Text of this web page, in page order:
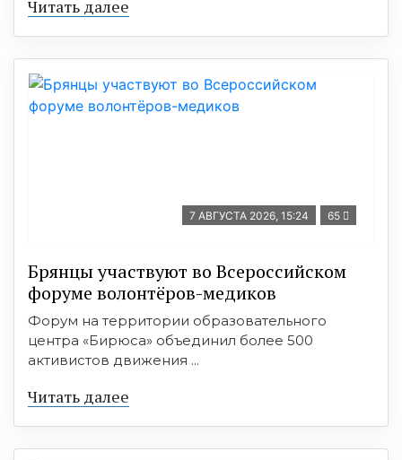
Читать далее
7 АВГУСТА 2026, 15:24 65
Брянцы участвуют во Всероссийском
форуме волонтёров-медиков
Форум на территории образовательного
центра «Бирюса» объединил более 500
активистов движения ...
Читать далее